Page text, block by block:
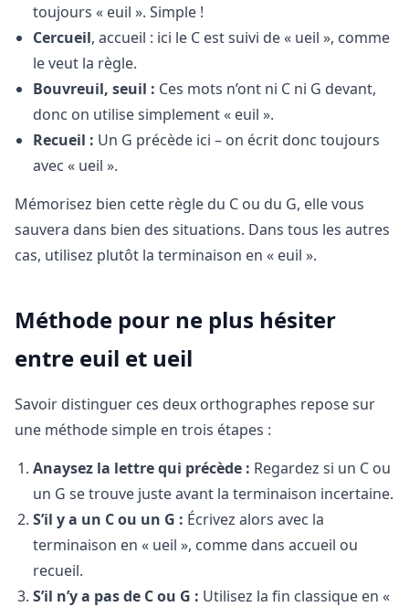
toujours « euil ». Simple !
Cercueil, accueil : ici le C est suivi de « ueil », comme
le veut la règle.
Bouvreuil, seuil : Ces mots n’ont ni C ni G devant,
donc on utilise simplement « euil ».
Recueil : Un G précède ici – on écrit donc toujours
avec « ueil ».
Mémorisez bien cette règle du C ou du G, elle vous
sauvera dans bien des situations. Dans tous les autres
cas, utilisez plutôt la terminaison en « euil ».
Méthode pour ne plus hésiter
entre euil et ueil
Savoir distinguer ces deux orthographes repose sur
une méthode simple en trois étapes :
Anaysez la lettre qui précède : Regardez si un C ou
un G se trouve juste avant la terminaison incertaine.
S’il y a un C ou un G : Écrivez alors avec la
terminaison en « ueil », comme dans accueil ou
recueil.
S’il n’y a pas de C ou G : Utilisez la fin classique en «